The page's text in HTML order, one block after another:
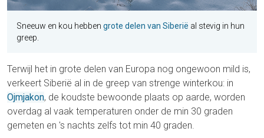
Sneeuw en kou hebben grote delen van Siberië al stevig in hun
greep.
Terwijl het in grote delen van Europa nog ongewoon mild is,
verkeert Siberië al in de greep van strenge winterkou: in
Ojmjakon, de koudste bewoonde plaats op aarde, worden
overdag al vaak temperaturen onder de min 30 graden
gemeten en 's nachts zelfs tot min 40 graden.